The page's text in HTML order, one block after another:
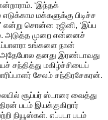
என்றாராம். ‘இந்தக்
மக்களுக்கு பிடிச்ச
என்று சொன்ன ரஜினி, ‘இப்ப
அடுத்த முறை என்னைச்
உங்களை நான்
அதேபோல தனது இரண்டாவது
சந்தித்து மகிழ்ச்சியைப்
சேலம் சந்திரசேகரன்.
சூப்பர் ஸ்டாரை வைத்து
படம் இயக்குகிறார்
நியூஸ்கள். எப்படா படம்